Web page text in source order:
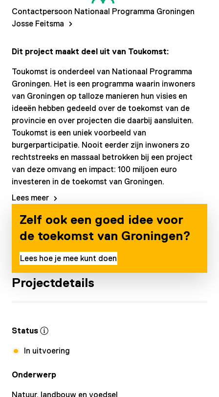
Contactpersoon Nationaal Programma Groningen
Josse Feitsma
Dit project maakt deel uit van Toukomst:
Toukomst is onderdeel van Nationaal Programma
Groningen. Het is een programma waarin inwoners
van Groningen op talloze manieren hun visies en
ideeën hebben gedeeld over de toekomst van de
provincie en over projecten die daarbij aansluiten.
Toukomst is een uniek voorbeeld van
burgerparticipatie. Nooit eerder zijn inwoners zo
rechtstreeks en massaal betrokken bij een project
van deze omvang en impact: 100 miljoen euro
investeren in de toekomst van Groningen.
Lees meer
Zelf ook een goed idee voor
de toekomst van Groningen?
Lees hoe je mee kunt doen
Projectdetails
Status
In uitvoering
Onderwerp
Natuur, landbouw en voedsel